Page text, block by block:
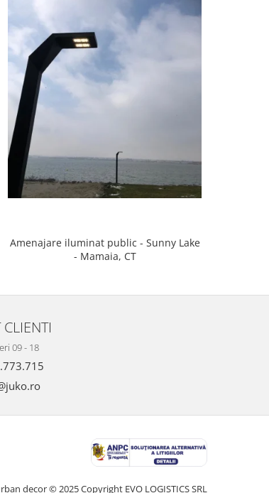
Amenajare iluminat public - Sunny Lake
- Mamaia, CT
09 - 18
decor © 2025 Copyright EVO LOGISTICS SRL